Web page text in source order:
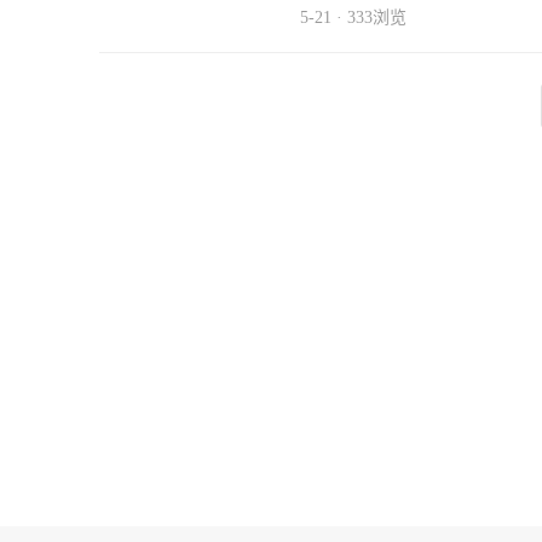
5-21 · 333浏览